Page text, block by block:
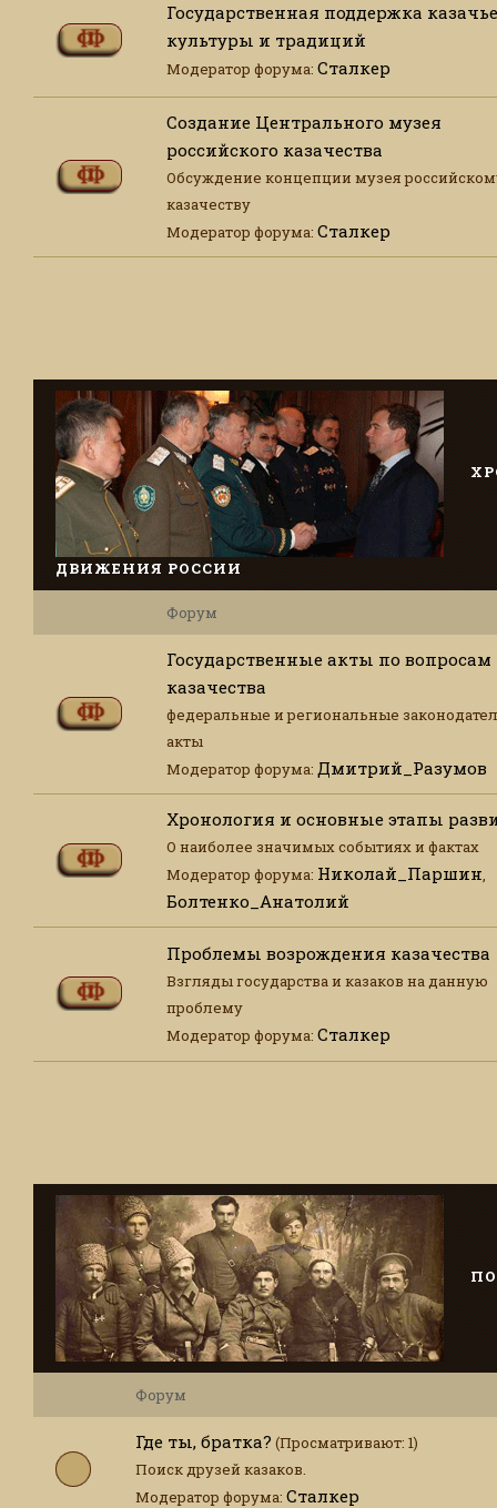
Государственная поддержка
культуры и традиций
Модератор форума: Сталкер
Создание Центрального музея
российского казачества
Обсуждение концепции музея
казачеству
Модератор форума: Сталкер
ДВИЖЕНИЯ РОССИИ
Форум
Государственные акты по вопросам
казачества
федеральные и региональные
акты
Модератор форума: Дмитрий_Разумов
Хронология и основные этапы
О наиболее значимых событиях и фактах
Модератор форума: Николай_Паршин,
Болтенко_Анатолий
Проблемы возрождения казачества
Взгляды государства и казаков на данную
проблему
Модератор форума: Сталкер
Форум
Где ты, братка? (Просматривают: 1)
Поиск друзей казаков.
Модератор форума: Сталкер